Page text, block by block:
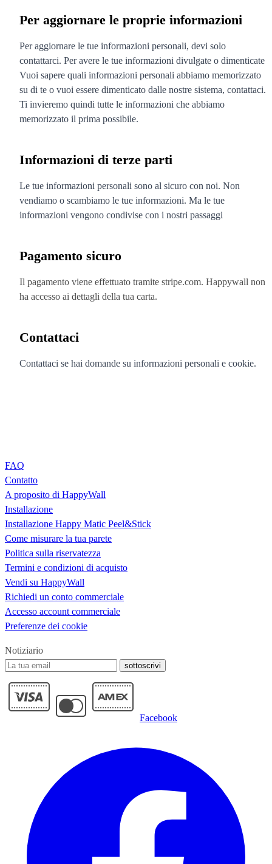
Per aggiornare le proprie informazioni
Per aggiornare le tue informazioni personali, devi solo
contattarci. Per avere le tue informazioni divulgate o dimenticate
Vuoi sapere quali informazioni personali abbiamo memorizzato
su di te o vuoi essere dimenticato dalle nostre sistema, contattaci.
Ti invieremo quindi tutte le informazioni che abbiamo
memorizzato il prima possibile.
Informazioni di terze parti
Le tue informazioni personali sono al sicuro con noi. Non
vendiamo o scambiamo le tue informazioni. Ma le tue
informazioni vengono condivise con i nostri passaggi
Pagamento sicuro
Il pagamento viene effettuato tramite stripe.com. Happywall non
ha accesso ai dettagli della tua carta.
Contattaci
Contattaci se hai domande su informazioni personali e cookie.
FAQ
Contatto
A proposito di HappyWall
Installazione
Installazione Happy Matic Peel&Stick
Come misurare la tua parete
Politica sulla riservatezza
Termini e condizioni di acquisto
Vendi su HappyWall
Richiedi un conto commerciale
Accesso account commerciale
Preferenze dei cookie
Notiziario
sottoscrivi
Facebook